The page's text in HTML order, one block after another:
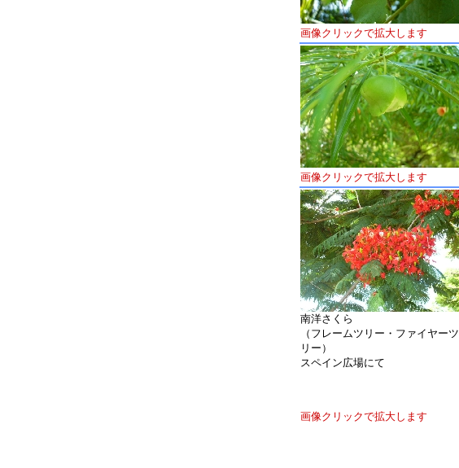
画像クリックで拡大します
画像クリックで拡大します
南洋さくら
（フレームツリー・ファイヤーツ
リー）
スペイン広場にて
画像クリックで拡大します